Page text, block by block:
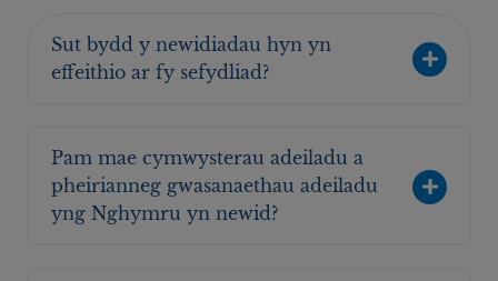
Sut bydd y newidiadau hyn yn
effeithio ar fy sefydliad?
Pam mae cymwysterau adeiladu a
pheirianneg gwasanaethau adeiladu
yng Nghymru yn newid?